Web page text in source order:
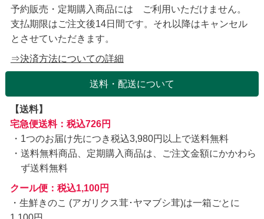
予約販売・定期購入商品には ご利用いただけません。
支払期限はご注文後14日間です。それ以降はキャンセル
とさせていただきます。
⇒決済方法についての詳細
送料・配送について
【送料】
宅急便送料：税込726円
1つのお届け先につき税込3,980円以上で送料無料
送料無料商品、定期購入商品は、ご注文金額にかかわら
ず送料無料
クール便：税込1,100円
・生鮮きのこ (アガリクス茸･ヤマブシ茸)は一箱ごとに